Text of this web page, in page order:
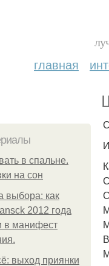
главная
в спальне.
на сон
выбора: как
2012 года
в манифест
выход приянки